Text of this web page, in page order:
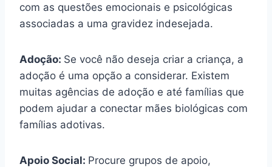
com as questões emocionais e psicológicas
associadas a uma gravidez indesejada.
Adoção: Se você não deseja criar a criança, a
adoção é uma opção a considerar. Existem
muitas agências de adoção e até famílias que
podem ajudar a conectar mães biológicas com
famílias adotivas.
Apoio Social: Procure grupos de apoio,